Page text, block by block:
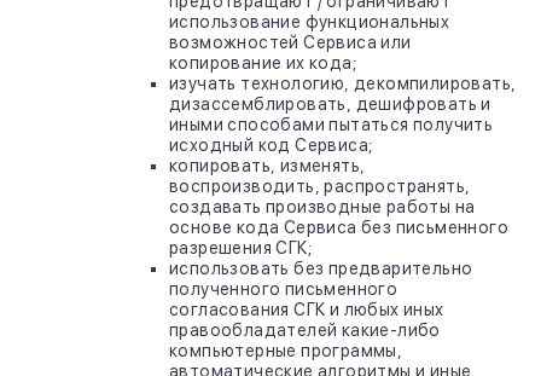
использование функциональных
возможностей Сервиса или
копирование их кода;
изучать технологию, декомпилировать,
дизассемблировать, дешифровать и
иными способами пытаться получить
исходный код Сервиса;
копировать, изменять,
воспроизводить, распространять,
создавать производные работы на
основе кода Сервиса без письменного
разрешения СГК;
использовать без предварительно
полученного письменного
согласования СГК и любых иных
правообладателей какие-либо
компьютерные программы,
автоматические алгоритмы и иные